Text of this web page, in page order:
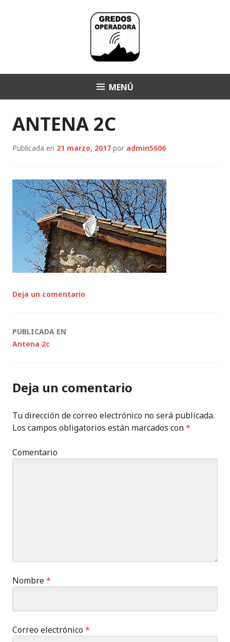
Operadora Gredos
MENÚ
ANTENA 2C
Publicada en 21 marzo, 2017 por admin5606
Deja un comentario
Navegación
entradas
PUBLICADA EN
Antena 2c
Deja un comentario
Tu dirección de correo electrónico no será publicada.
Los campos obligatorios están marcados con*
Comentario
Nombre*
Correo electrónico*